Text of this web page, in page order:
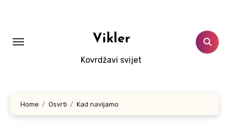
Vikler
Kovrdžavi svijet
Home Osvrti Kad navijamo